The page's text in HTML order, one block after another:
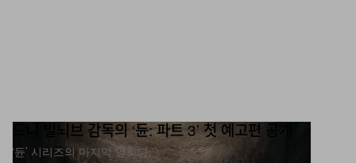
드니 빌뇌브 감독의 ‘듄: 파트 3’ 첫 예고편 공개
‘듄’ 시리즈의 마지막 영화다.